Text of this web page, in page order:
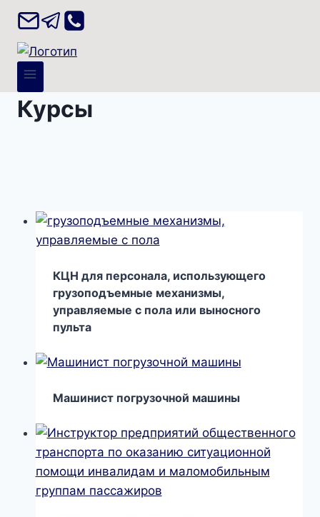
Курсы
КЦН для персонала, использующего
грузоподъемные механизмы,
управляемые с пола или выносного
пульта
Машинист погрузочной машины